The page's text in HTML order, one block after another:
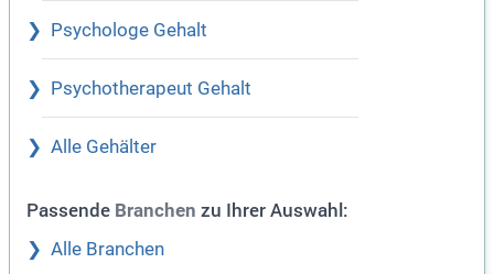
Psychologe Gehalt
Psychotherapeut Gehalt
Alle Gehälter
Passende Branchen zu Ihrer Auswahl:
Alle Branchen